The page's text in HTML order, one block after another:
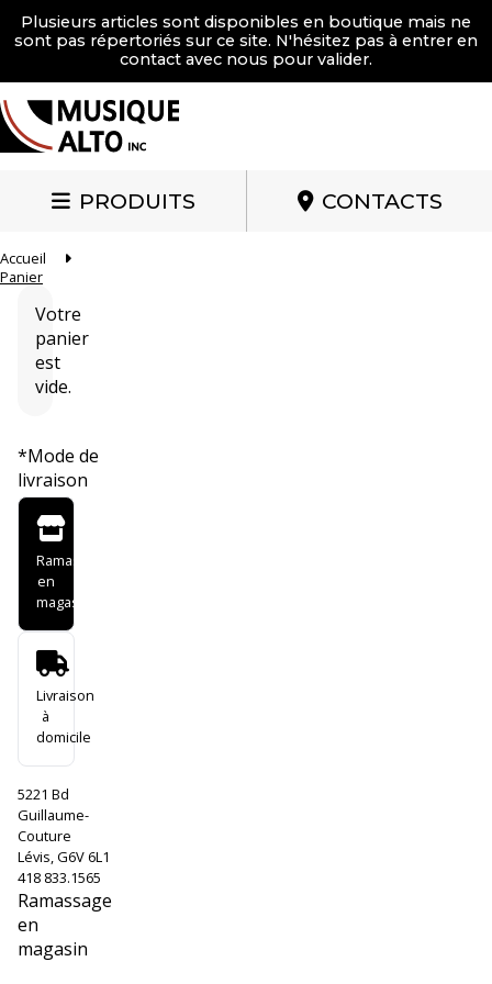
Plusieurs articles sont disponibles en boutique mais ne
sont pas répertoriés sur ce site. N'hésitez pas à entrer en
contact avec nous pour valider.
PRODUITS CONTACTS
Accueil
Panier
Votre
panier
est
vide.
Ramassage
en
magasin
Livraison
à
domicile
Mode de
livraison
5221 Bd
Guillaume-
Couture
Lévis, G6V 6L1
418 833.1565
Ramassage
en
magasin